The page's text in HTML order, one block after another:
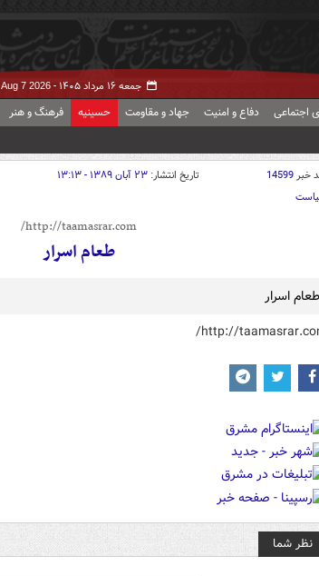
جمعه ۱۶ مرداد ۱۴۰۵ - Aug 7 2026
اجتماعی دفاع و امنیت جهاد و مقاومت حسینیه فرهنگ و هنر
خبر14599 تاریخ انتشار: ۲۳ آبان ۱۳۸۹ - ۱۳:۱۳
http://taamasrar.com/
طعام اسرار
طعام اسرار
http://
نظر شما